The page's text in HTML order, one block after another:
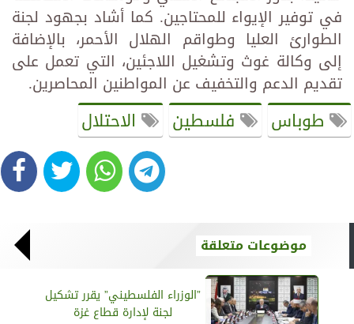
في توفير الإيواء للمحتاجين. كما أشاد بجهود لجنة
الطوارئ العليا وطواقم الهلال الأحمر، بالإضافة
إلى وكالة غوث وتشغيل اللاجئين، التي تعمل على
تقديم الدعم والتخفيف عن المواطنين المحاصرين.
طوباس فلسطين الاحتلال
موضوعات متعلقة
”الوزراء الفلسطيني” يقرر تشكيل
لجنة لإدارة قطاع غزة